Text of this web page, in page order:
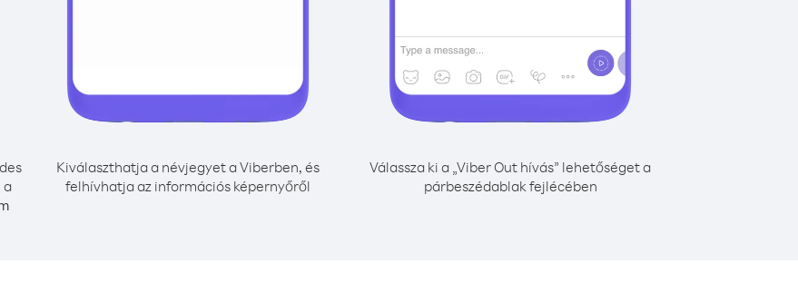
a
Kiválaszthatja a névjegyet a Viberben, és
felhívhatja az információs képernyőről
Válassza ki a „Viber Out hívás” lehetőséget a
párbeszédablak fejlécében